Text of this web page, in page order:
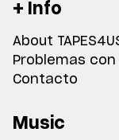
+ Info
About
Problemas
Contacto
Music